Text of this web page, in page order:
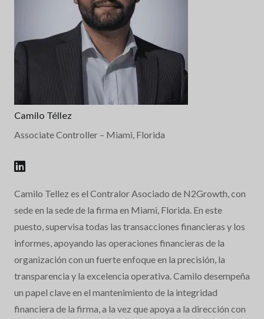
Camilo Téllez
Associate Controller – Miami, Florida
Camilo Tellez es el Contralor Asociado de N2Growth, con
sede en la sede de la firma en Miami, Florida. En este
puesto, supervisa todas las transacciones financieras y los
informes, apoyando las operaciones financieras de la
organización con un fuerte enfoque en la precisión, la
transparencia y la excelencia operativa. Camilo desempeña
un papel clave en el mantenimiento de la integridad
financiera de la firma, a la vez que apoya a la dirección con